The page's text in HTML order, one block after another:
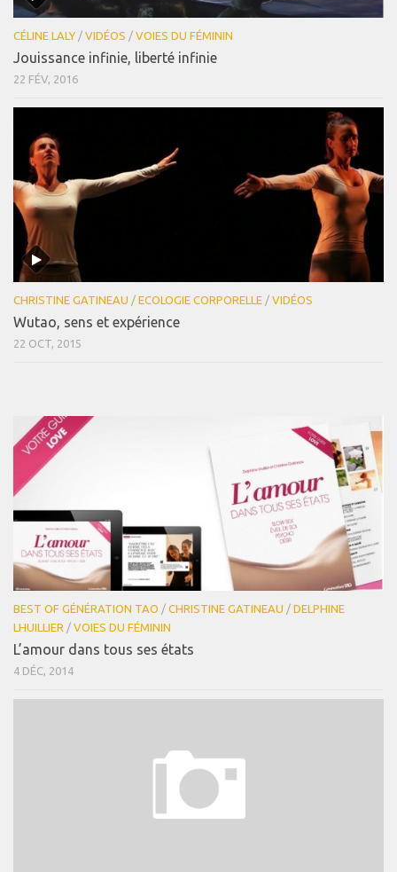
CÉLINE LALY / VIDÉOS / VOIES DU FÉMININ
Jouissance infinie, liberté infinie
22 FÉV, 2016
CHRISTINE GATINEAU / ECOLOGIE CORPORELLE / VIDÉOS
Wutao, sens et expérience
22 OCT, 2015
BEST OF GÉNÉRATION TAO / CHRISTINE GATINEAU / DELPHINE
LHUILLIER / VOIES DU FÉMININ
L’amour dans tous ses états
4 DÉC, 2014